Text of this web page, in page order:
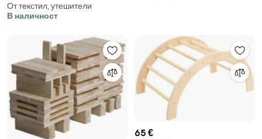
atmosphera Bunny, 40 cm
От текстил, утешители
В наличност
65 €